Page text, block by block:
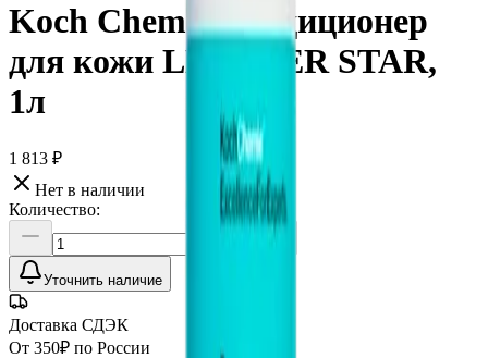
Koch Chemie Кондиционер
для кожи LEATHER STAR,
1л
1 813 ₽
Нет в наличии
Количество:
Уточнить наличие
Доставка СДЭК
От 350₽ по России